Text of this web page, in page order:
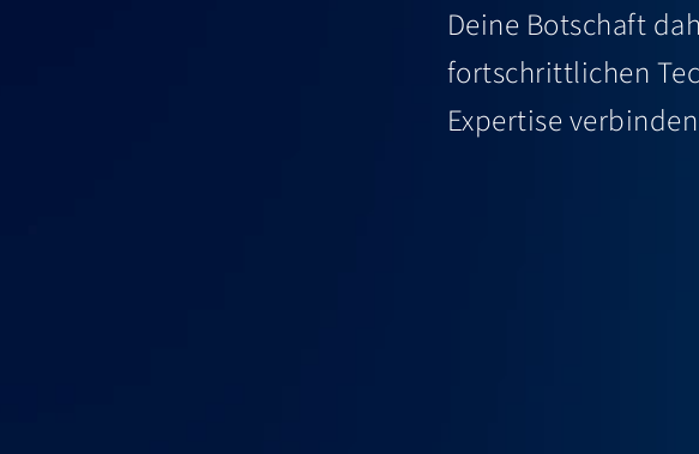
Deine Botschaft
fortschrittlichen
Expertise